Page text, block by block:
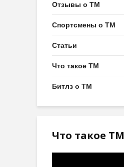
Отзывы о ТМ
Спортсмены о ТМ
Статьи
Что такое ТМ
Битлз о ТМ
Что такое ТМ